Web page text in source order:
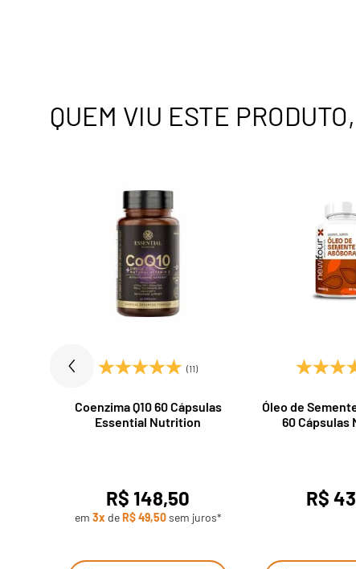
QUEM VIU ESTE PRODUTO,
(11)
Coenzima Q10 60 Cápsulas
Essential Nutrition
R$ 148,50
em 3x deR$ 49,50sem juros*
Óleo de
60 Cápsulas
R$